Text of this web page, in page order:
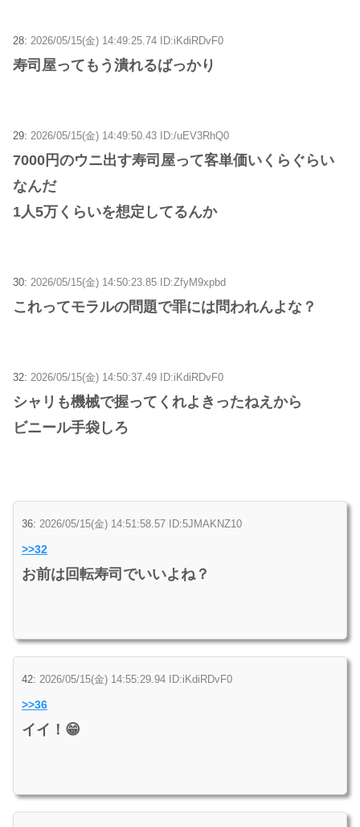
28: 2026/05/15(金) 14:49:25.74 ID:iKdiRDvF0
寿司屋ってもう潰れるばっかり
29: 2026/05/15(金) 14:49:50.43 ID:/uEV3RhQ0
7000円のウニ出す寿司屋って客単価いくらぐらい
なんだ
1人5万くらいを想定してるんか
30: 2026/05/15(金) 14:50:23.85 ID:ZfyM9xpbd
これってモラルの問題で罪には問われんよな？
32: 2026/05/15(金) 14:50:37.49 ID:iKdiRDvF0
シャリも機械で握ってくれよきったねえから
ビニール手袋しろ
36: 2026/05/15(金) 14:51:58.57 ID:5JMAKNZ10
>>32
お前は回転寿司でいいよね？
42: 2026/05/15(金) 14:55:29.94 ID:iKdiRDvF0
>>36
イイ！😁